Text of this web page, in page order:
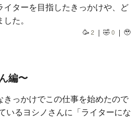
ターを目指したきっかけや、ど
た。
🥳 2 🤣0 🥹
編〜
っかけでこの仕事を始めたので
いるヨシノさんに「ライターにな